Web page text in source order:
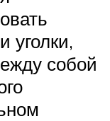
уголки,
собой